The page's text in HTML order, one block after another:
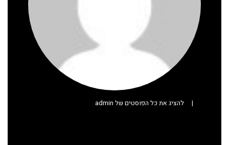
| להציג את כל הפוסטים של admin